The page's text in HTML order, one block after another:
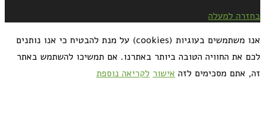
בחזרה למעלה
אנו משתמשים בעוגיות (cookies) על מנת להבטיח כי אנו נותנים
לכם את החוויה הטובה ביותר באתרנו. אם תמשיכו להשתמש באתר
זה, אתם מסכימים לזה אישור לקריאה נוספת